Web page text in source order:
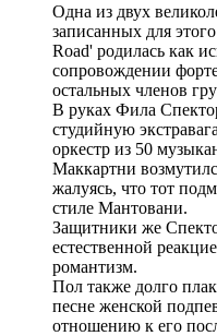
Одна из двух
записанных для
Road' родилась как
сопровождении
остальных членов
В руках Фила
студийную
оркестр из 50
Маккартни
жалуясь, что тот
стиле Мантовани.
Защитники же
естественной
романтизм.
Пол также долго
песне женской
отношению к его